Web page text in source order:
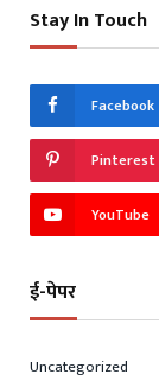
Stay In Touch
Facebook
Pinterest
YouTube
ई-पेपर
Uncategorized